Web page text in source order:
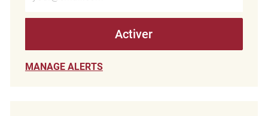
Activer
MANAGE ALERTS